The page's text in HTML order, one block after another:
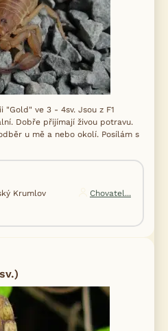
"Gold" ve 3 - 4sv. Jsou z F1
Dobře přijímají živou potravu.
u mě a nebo okolí. Posílám s
Krumlov
Chovatel...